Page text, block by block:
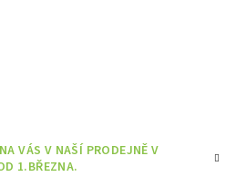
VÁS V NAŠÍ PRODEJNĚ V
1.BŘEZNA.